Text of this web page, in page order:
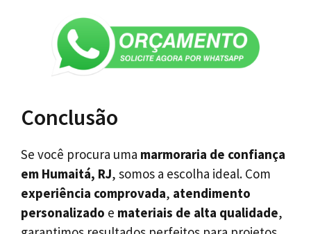
Conclusão
Se você procura uma marmoraria de confiança
em Humaitá, RJ, somos a escolha ideal. Com
experiência comprovada, atendimento
personalizado e materiais de alta qualidade,